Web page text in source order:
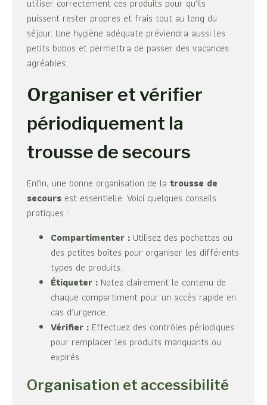
utiliser correctement ces produits pour qu'ils
puissent rester propres et frais tout au long du
séjour. Une hygiène adéquate préviendra aussi les
petits bobos et permettra de passer des vacances
agréables.
Organiser et vérifier
périodiquement la
trousse de secours
Enfin, une bonne organisation de la trousse de
secours est essentielle. Voici quelques conseils
pratiques :
Compartimenter : Utilisez des pochettes ou
des petites boîtes pour organiser les différents
types de produits.
Étiqueter : Notez clairement le contenu de
chaque compartiment pour un accès rapide en
cas d’urgence.
Vérifier : Effectuez des contrôles périodiques
pour remplacer les produits manquants ou
expirés.
Organisation et accessibilité